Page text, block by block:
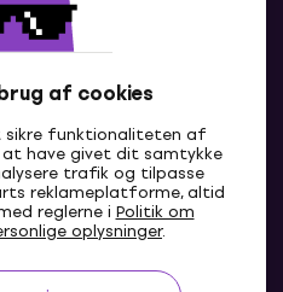
af cookies
sikre funktionaliteten af
have givet dit samtykke
trafik og tilpasse
reklameplatforme, altid
reglerne i Politik om
oplysninger.
DK